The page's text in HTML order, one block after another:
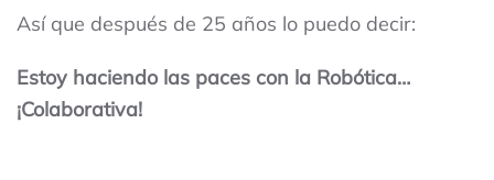
Así que después de 25 años lo puedo decir:
Estoy haciendo las paces con la Robótica…
¡Colaborativa!